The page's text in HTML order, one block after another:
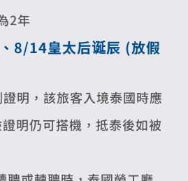
2年
8/14皇太后诞辰 (放假
明，該旅客入境泰國時應
明仍可搭機，抵泰後如被